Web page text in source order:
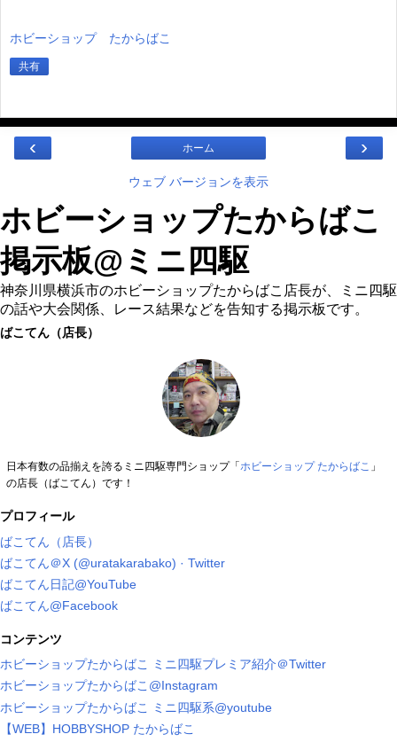
ホビーショップ たからばこ
共有
‹ ›
ホーム
ウェブ バージョンを表示
ホビーショップたからばこ
掲示板@ミニ四駆
神奈川県横浜市のホビーショップたからばこ店長が、ミニ四駆
の話や大会関係、レース結果などを告知する掲示板です。
ばこてん（店長）
日本有数の品揃えを誇るミニ四駆専門ショップ「 ホビーショップ たからばこ 」
の店長（ばこてん）です！
プロフィール
ばこてん（店長）
ばこてん＠X (@uratakarabako) · Twitter
ばこてん日記@YouTube
ばこてん@Facebook
コンテンツ
ホビーショップたからばこ ミニ四駆プレミア紹介＠Twitter
ホビーショップたからばこ@Instagram
ホビーショップたからばこ ミニ四駆系@youtube
【WEB】HOBBYSHOP たからばこ